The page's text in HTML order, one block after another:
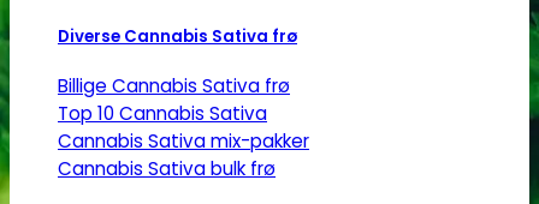
Diverse Cannabis Sativa frø
Billige Cannabis Sativa frø
Top 10 Cannabis Sativa
Cannabis Sativa mix-pakker
Cannabis Sativa bulk frø